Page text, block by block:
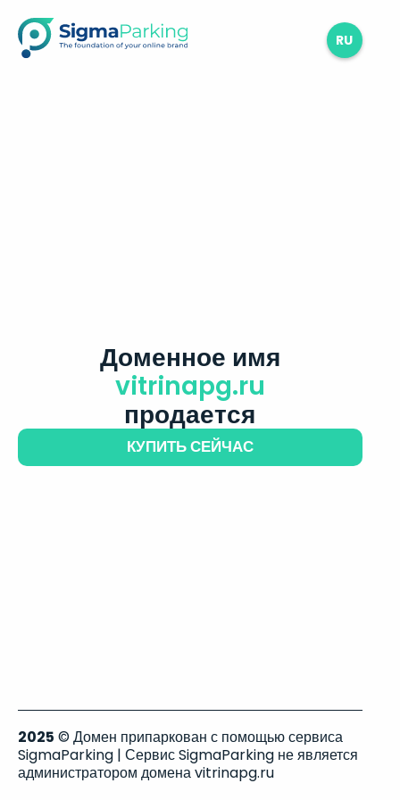
RU
Доменное имя
vitrinapg.ru
продается
КУПИТЬ СЕЙЧАС
2025 © Домен припаркован с помощью сервиса
SigmaParking | Сервис SigmaParking не является
администратором домена vitrinapg.ru